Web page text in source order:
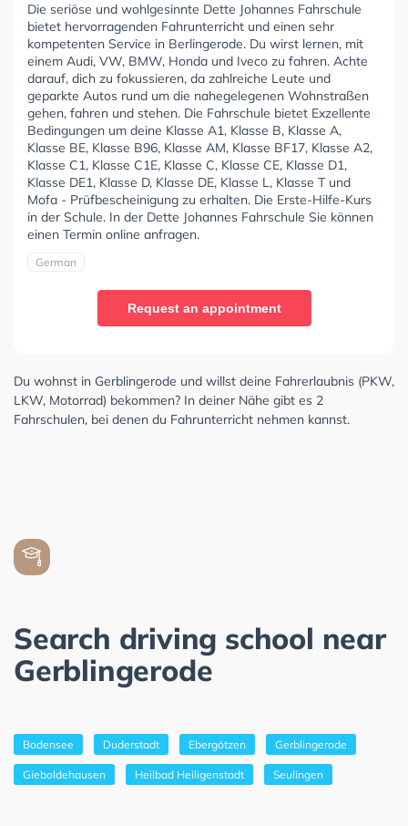
Die seriöse und wohlgesinnte Dette Johannes Fahrschule
bietet hervorragenden Fahrunterricht und einen sehr
kompetenten Service in Berlingerode. Du wirst lernen, mit
einem Audi, VW, BMW, Honda und Iveco zu fahren. Achte
darauf, dich zu fokussieren, da zahlreiche Leute und
geparkte Autos rund um die nahegelegenen Wohnstraßen
gehen, fahren und stehen. Die Fahrschule bietet Exzellente
Bedingungen um deine Klasse A1, Klasse B, Klasse A,
Klasse BE, Klasse B96, Klasse AM, Klasse BF17, Klasse A2,
Klasse C1, Klasse C1E, Klasse C, Klasse CE, Klasse D1,
Klasse DE1, Klasse D, Klasse DE, Klasse L, Klasse T und
Mofa - Prüfbescheinigung zu erhalten. Die Erste-Hilfe-Kurs
in der Schule. In der Dette Johannes Fahrschule Sie können
einen Termin online anfragen.
German
Request an appointment
Du wohnst in Gerblingerode und willst deine Fahrerlaubnis (PKW,
LKW, Motorrad) bekommen? In deiner Nähe gibt es 2
Fahrschulen, bei denen du Fahrunterricht nehmen kannst.
Search driving school near
Gerblingerode
Bodensee Duderstadt Ebergötzen Gerblingerode
Gieboldehausen Heilbad Heiligenstadt Seulingen